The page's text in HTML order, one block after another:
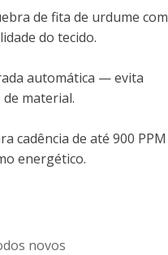
de fita de urdume com
do tecido.
automática — evita
material.
cadência de até 900 PPM
energético.
novos